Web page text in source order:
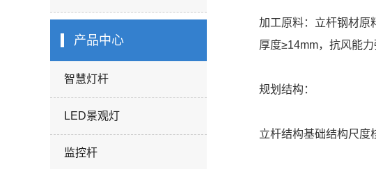
产品中心
智慧灯杆
LED景观灯
监控杆
加工原料：立杆钢材原
厚度≥14mm，抗风能力
规划结构：
立杆结构基础结构尺度